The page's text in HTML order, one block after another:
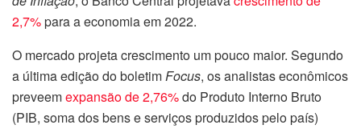
2,7%para a economia em 2022.
O mercado projeta crescimento um pouco maior. Segundo
a última edição do boletimFocus, os analistas econômicos
preveemexpansão de 2,76%do Produto Interno Bruto
(PIB, soma dos bens e serviços produzidos pelo país)